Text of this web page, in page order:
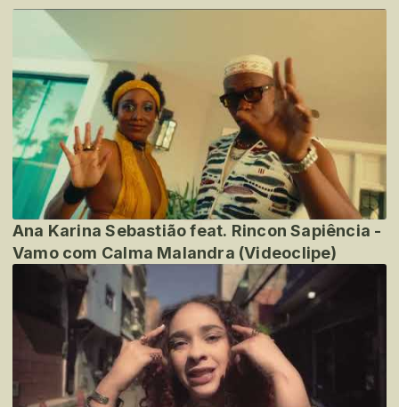
Ana Karina Sebastião feat. Rincon Sapiência -
Vamo com Calma Malandra (Videoclipe)